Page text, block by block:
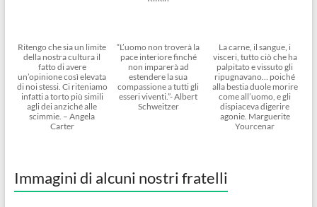
Ritengo che sia un limite
della nostra cultura il
fatto di avere
un’opinione così elevata
di noi stessi. Ci riteniamo
infatti a torto più simili
agli dei anziché alle
scimmie. – Angela
Carter
“L’uomo non troverà la
pace interiore finché
non imparerà ad
estendere la sua
compassione a tutti gli
esseri viventi.”- Albert
Schweitzer
La carne, il sangue, i
visceri, tutto ciò che ha
palpitato e vissuto gli
ripugnavano… poiché
alla bestia duole morire
come all’uomo, e gli
dispiaceva digerire
agonie. Marguerite
Yourcenar
Immagini di alcuni nostri fratelli